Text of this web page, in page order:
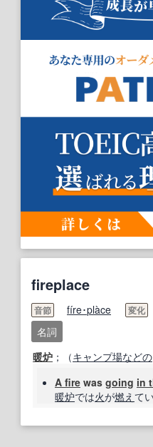
fireplace
音節 fire･place 変化
名詞
暖炉 ；（キャンプ場などの
A fire was going in
暖炉では火が燃え て